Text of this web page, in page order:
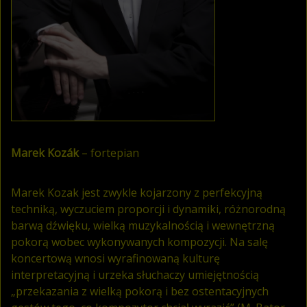
Marek Kozák– fortepian
Marek Kozak jest zwykle kojarzony z perfekcyjną
techniką, wyczuciem proporcji i dynamiki, różnorodną
barwą dźwięku, wielką muzykalnością i wewnętrzną
pokorą wobec wykonywanych kompozycji. Na salę
koncertową wnosi wyrafinowaną kulturę
interpretacyjną i urzeka słuchaczy umiejętnością
„przekazania z wielką pokorą i bez ostentacyjnych